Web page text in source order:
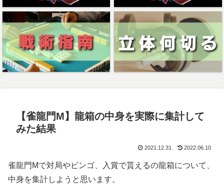
【雀龍門M】龍箱の中身を実際に集計して
みた結果
2021.12.31 2022.06.10
雀龍門Mで対局やビンゴ、入賞で貰えるの龍箱について、
中身を集計しようと思います。